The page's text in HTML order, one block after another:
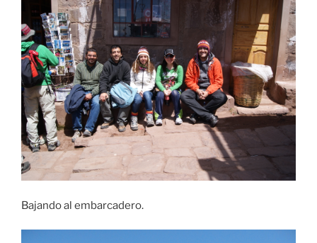
Bajando al embarcadero.